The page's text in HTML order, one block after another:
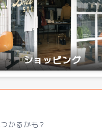
ショッピング
かるかも？